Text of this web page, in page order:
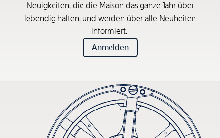
Neuigkeiten, die die Maison das ganze Jahr über
lebendig halten, und werden über alle Neuheiten
informiert.
Anmelden